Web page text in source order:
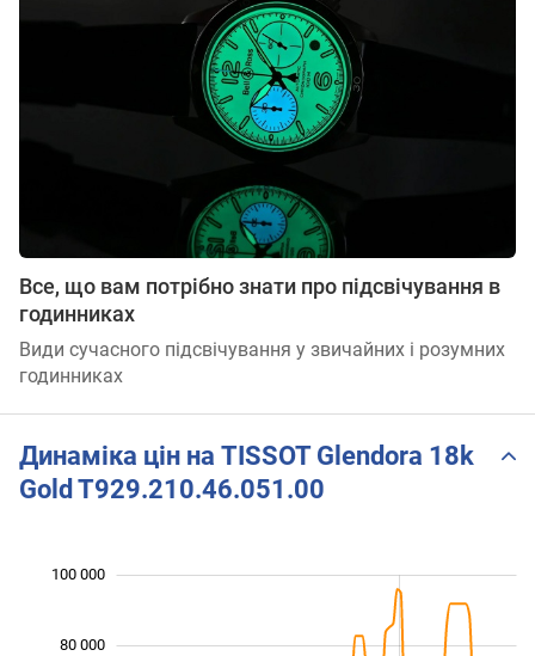
Все, що вам потрібно знати про підсвічування в
годинниках
Види сучасного підсвічування у звичайних і розумних
годинниках
Динаміка цін на TISSOT Glendora 18k
Gold T929.210.46.051.00
80 000
100 000